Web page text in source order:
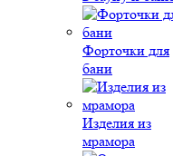
Форточки для
бани
Изделия из
мрамора